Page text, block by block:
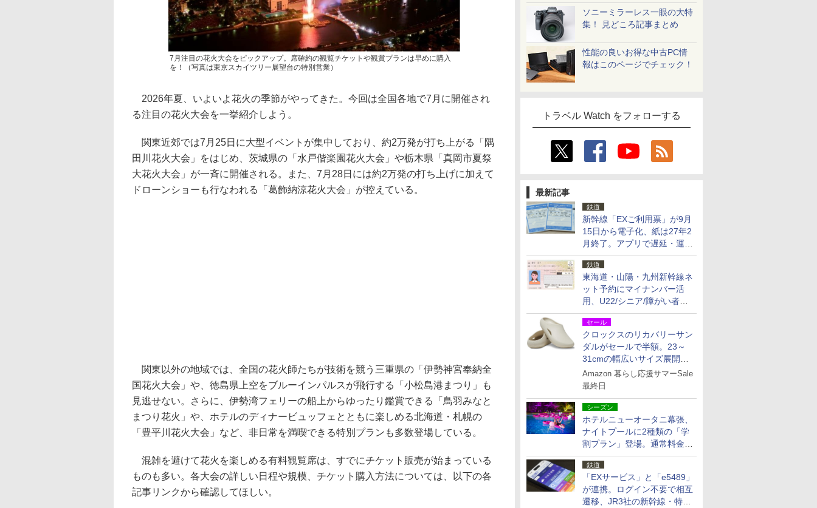
ソニーミラーレス一眼の大特
集！ 見どころ記事まとめ
性能の良いお得な中古PC情
報はこのページでチェック！
トラベル Watch をフォローする
最新記事
鉄道
新幹線「EXご利用票」が9月
15日から電子化、紙は27年2
月終了。アプリで遅延・運休
も確認可能に
鉄道
東海道・山陽・九州新幹線ネ
ット予約にマイナンバー活
用、U22/シニア/障がい者割
を9月15日から発売
セール
クロックスのリカバリーサン
ダルがセールで半額。23～
31cmの幅広いサイズ展開、
独自のクッション素材を採用
Amazon 暮らし応援サマーSale
最終日
シーズン
ホテルニューオータニ幕張、
ナイトプールに2種類の「学
割プラン」登場。通常料金の
およそ半額でお得に夜活
鉄道
「EXサービス」と「e5489」
が連携。ログイン不要で相互
遷移、JR3社の新幹線・特急
7月注目の花火大会をピックアップ。席確約の観覧チケットや観賞プランは早めに購入
を！（写真は東京スカイツリー展望台の特別営業）
2026年夏、いよいよ花火の季節がやってきた。今回は全国各地で7月に開催され
る注目の花火大会を一挙紹介しよう。
関東近郊では7月25日に大型イベントが集中しており、約2万発が打ち上がる「隅
田川花火大会」をはじめ、茨城県の「水戸偕楽園花火大会」や栃木県「真岡市夏祭
大花火大会」が一斉に開催される。また、7月28日には約2万発の打ち上げに加えて
ドローンショーも行なわれる「葛飾納涼花火大会」が控えている。
関東以外の地域では、全国の花火師たちが技術を競う三重県の「伊勢神宮奉納全
国花火大会」や、徳島県上空をブルーインパルスが飛行する「小松島港まつり」も
見逃せない。さらに、伊勢湾フェリーの船上からゆったり鑑賞できる「鳥羽みなと
まつり花火」や、ホテルのディナービュッフェとともに楽しめる北海道・札幌の
「豊平川花火大会」など、非日常を満喫できる特別プランも多数登場している。
混雑を避けて花火を楽しめる有料観覧席は、すでにチケット販売が始まっている
ものも多い。各大会の詳しい日程や規模、チケット購入方法については、以下の各
記事リンクから確認してほしい。